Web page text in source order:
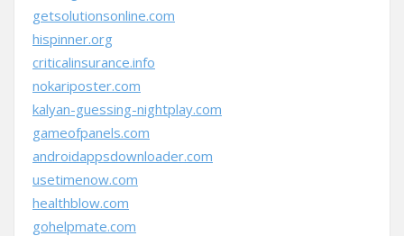
getsolutionsonline.com
hispinner.org
criticalinsurance.info
nokariposter.com
kalyan-guessing-nightplay.com
gameofpanels.com
androidappsdownloader.com
usetimenow.com
healthblow.com
gohelpmate.com